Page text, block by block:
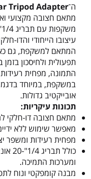
ה־Tripod Adapter
מתאם חצובה מקצועי
עיצובו הייחודי והדו-
המתאם למשקפת, גם
תפעולית ולחיסכון
התמונה, מפחית
במשקפת, במיוחד
אובייקטיב גדולות.
תכונות עיקריות:
מתאם חצובה דו-חלקי
מאפשר שימוש ללא
מפחית רעידות ומשפר
ומערכות התמיכה.
מבנה קומפקטי ונוח